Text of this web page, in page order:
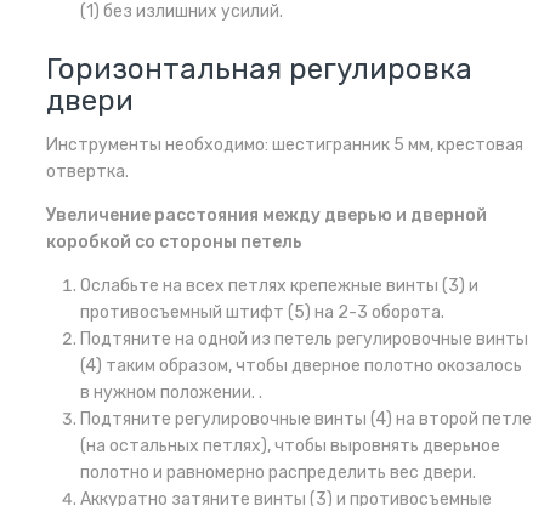
(1) без излишних усилий.
Горизонтальная регулировка
двери
Инструменты необходимо: шестигранник 5 мм, крестовая
отвертка.
Увеличение расстояния между дверью и дверной
коробкой со стороны петель
Ослабьте на всех петлях крепежные винты (3) и
противосъемный штифт (5) на 2-3 оборота.
Подтяните на одной из петель регулировочные винты
(4) таким образом, чтобы дверное полотно окозалось
в нужном положении. .
Подтяните регулировочные винты (4) на второй петле
(на остальных петлях), чтобы выровнять дверьное
полотно и равномерно распределить вес двери.
Аккуратно затяните винты (3) и противосъемные